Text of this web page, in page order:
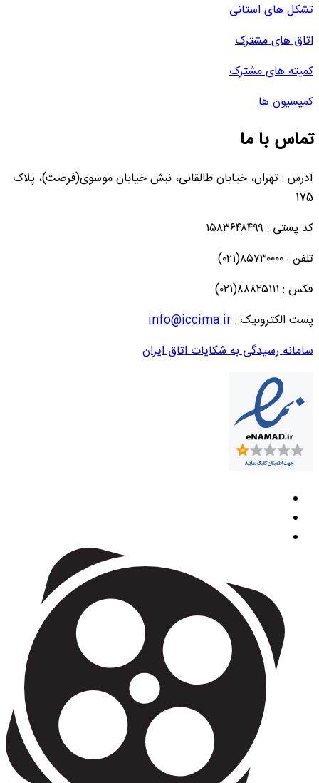
تشکل های استانی
اتاق های مشترک
کمیته های مشترک
کمیسیون ها
تماس با ما
آدرس : تهران، خیابان طالقانی، نبش خیابان موسوی(فرصت)، پلاک
175
کد پستی : ۱۵۸۳۶۴۸۴۹۹
تلفن : ۸۵۷۳۰۰۰۰(۰۲۱)
فکس : ۸۸۸۲۵۱۱۱(۰۲۱)
پست الکترونیک :info@iccima.ir
سامانه رسیدگی به شکایات اتاق ایران